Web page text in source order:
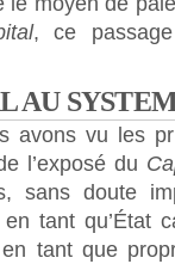
, ce
AU
avons vu les
l’exposé du
sans doute
tant qu’État
tant que